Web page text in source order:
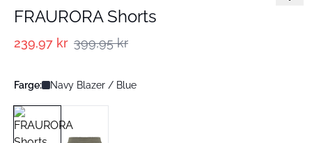
FRAURORA Shorts
239,97 kr 399,95 kr
Farge: Navy Blazer / Blue